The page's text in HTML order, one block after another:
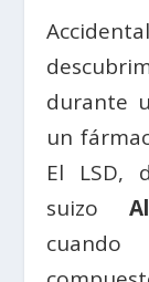
durante
un
El LSD,
suizo